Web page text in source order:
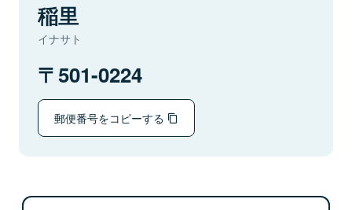
稲里
イナサト
501-0224
郵便番号をコピーする